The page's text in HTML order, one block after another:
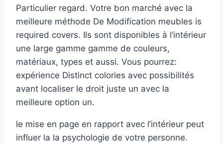
Particulier regard. Votre bon marché avec la
meilleure méthode De Modification meubles is
required covers. Ils sont disponibles à l’intérieur
une large gamme gamme de couleurs,
matériaux, types et aussi. Vous pourrez:
expérience Distinct colories avec possibilités
avant localiser le droit juste un avec la
meilleure option un.
le mise en page en rapport avec l’intérieur peut
influer la la psychologie de votre personne.